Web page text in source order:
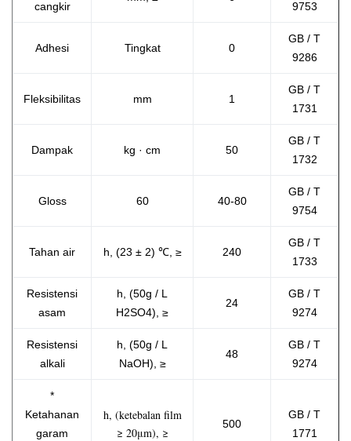
cangkir 9753
Adhesi Tingkat 0
GB / T
9286
Fleksibilitas mm 1
GB / T
1731
Dampak kg · cm 50
GB / T
1732
Gloss 60 40-80
GB / T
9754
Tahan air h, (23 ± 2) ℃, ≥ 240
GB / T
1733
Resistensi
asam
h, (50g / L
H2SO4), ≥
24
GB / T
9274
Resistensi
alkali
h, (50g / L
NaOH), ≥
48
GB / T
9274
*
Ketahanan
garam
h, (ketebalan film
≥ 20μm), ≥
500
GB / T
1771